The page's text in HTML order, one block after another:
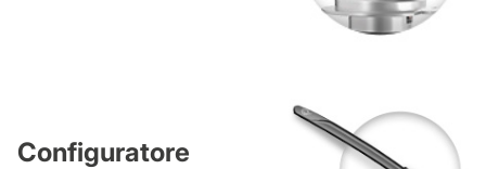
Configuratore